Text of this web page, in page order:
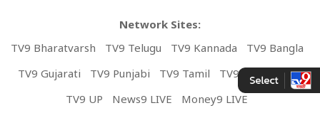
Network Sites:
TV9 Bharatvarsh
TV9 Telugu TV9 Kannada
TV9 Bangla
TV9 Gujarati
TV9 Punjabi TV9 Tamil
TV9 Malayalam
TV9 UP
News9 LIVE Money9 LIVE